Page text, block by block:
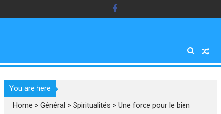
to
You are here
Home >Général >Spiritualités >Une force pour le bien